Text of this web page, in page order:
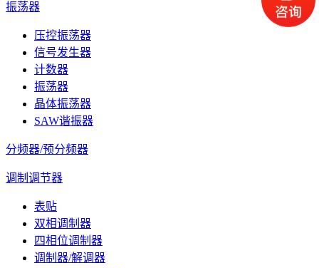
振荡器
压控振荡器
信号发生器
计数器
振荡器
晶体振荡器
SAW谐振器
分频器/预分频器
调制调节器
表贴
双相调制器
四相位调制器
调制器/解调器